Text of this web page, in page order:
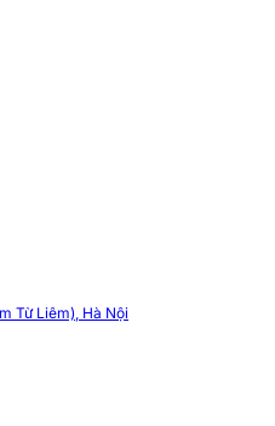
Từ Liêm), Hà Nội